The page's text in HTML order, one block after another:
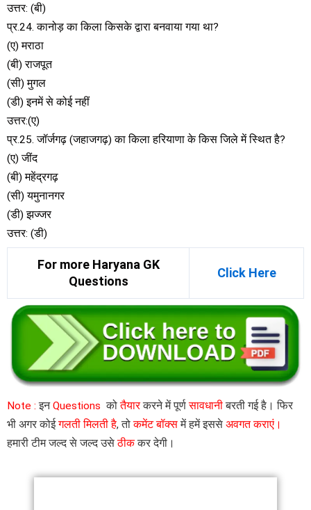
उत्तर: (बी)
प्र.24. कानोड़ का किला किसके द्वारा बनवाया गया था?
(ए) मराठा
(बी) राजपूत
(सी) मुगल
(डी) इनमें से कोई नहीं
उत्तर:(ए)
प्र.25. जॉर्जगढ़ (जहाजगढ़) का किला हरियाणा के किस जिले में स्थित है?
(ए) जींद
(बी) महेंद्रगढ़
(सी) यमुनानगर
(डी) झज्जर
उत्तर: (डी)
For more Haryana GK
Questions
Click Here
Note : इनQuestions कोतैयारकरने में पूर्णसावधानीबरती गई है। फिर
भी अगर कोईगलती मिलती है, तोकमेंट बॉक्समें हमें इससे अवगत कराएं।
हमारी टीम जल्द से जल्द उसेठीककर देगी।